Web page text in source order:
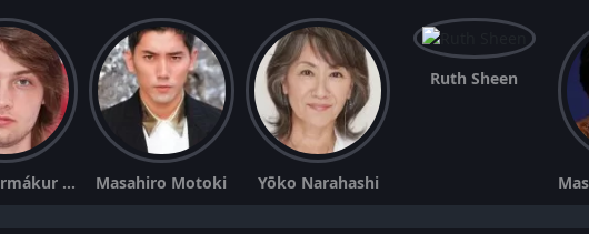
Pálmi Kormákur Baltasarsson Masahiro Motoki Yōko Narahashi
Ruth Sheen